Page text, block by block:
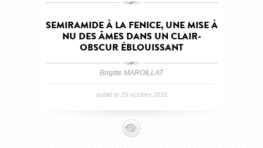
SEMIRAMIDE À LA FENICE, UNE MISE À
NU DES ÂMES DANS UN CLAIR-
OBSCUR ÉBLOUISSANT
Brigitte MAROILLAT
publié le 29 octobre 2018